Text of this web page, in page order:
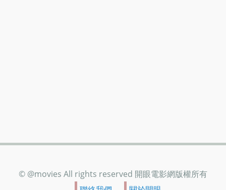
© @movies All rights reserved 開眼電影網版權所有